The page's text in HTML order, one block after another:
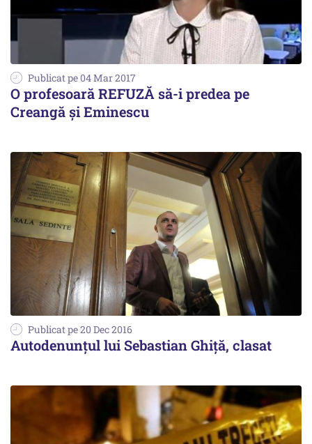
Publicat pe 04 Mar 2017
O profesoară REFUZĂ să-i predea pe
Creangă și Eminescu
Publicat pe 20 Dec 2016
Autodenunțul lui Sebastian Ghiță, clasat